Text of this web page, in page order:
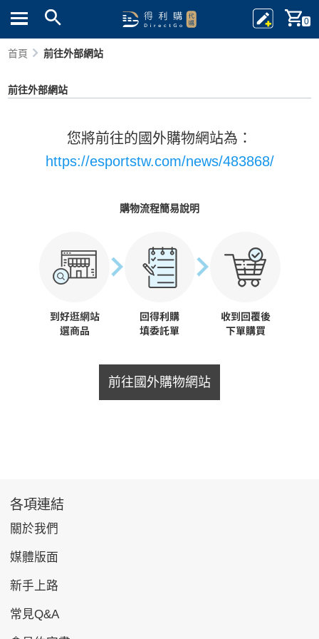
0
首頁 前往外部網站
前往外部網站
您將前往的國外購物網站為：
https://esportstw.com/news/483868/
購物流程簡易說明
前往國外購物網站
各項連結
關於我們
媒體版面
新手上路
常見Q&A